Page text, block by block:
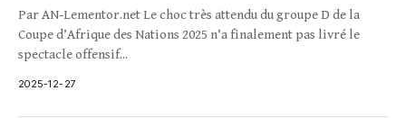
Par AN-Lementor.net Le choc très attendu du groupe D de la
Coupe d’Afrique des Nations 2025 n’a finalement pas livré le
spectacle offensif...
2025-12-27